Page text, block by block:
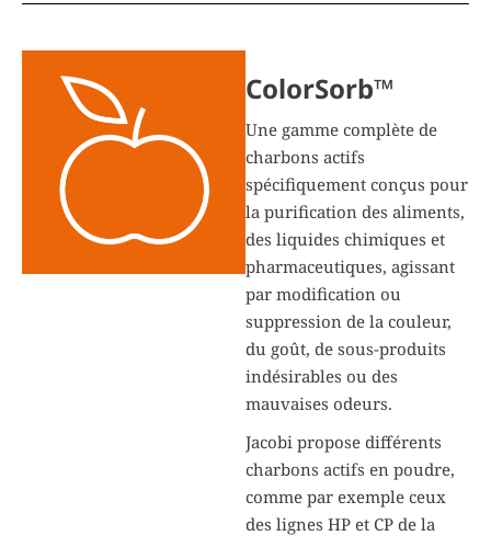
ColorSorb™
Une gamme complète de
charbons actifs
spécifiquement conçus pour
la purification des aliments,
des liquides chimiques et
pharmaceutiques, agissant
par modification ou
suppression de la couleur,
du goût, de sous-produits
indésirables ou des
mauvaises odeurs.
Jacobi propose différents
charbons actifs en poudre,
comme par exemple ceux
des lignes HP et CP de la